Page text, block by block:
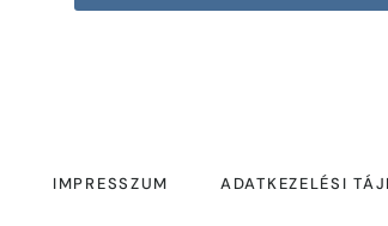
IMPRESSZUM ADATKEZELÉSI